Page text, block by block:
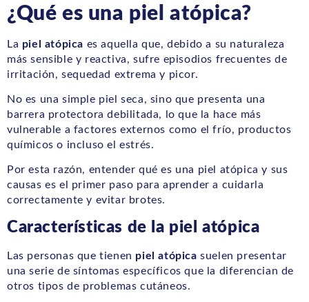
¿Qué es una piel atópica?
La piel atópica es aquella que, debido a su naturaleza
más sensible y reactiva, sufre episodios frecuentes de
irritación, sequedad extrema y picor.
No es una simple piel seca, sino que presenta una
barrera protectora debilitada, lo que la hace más
vulnerable a factores externos como el frío, productos
químicos o incluso el estrés.
Por esta razón, entender qué es una piel atópica y sus
causas es el primer paso para aprender a cuidarla
correctamente y evitar brotes.
Características de la piel atópica
Las personas que tienen piel atópica suelen presentar
una serie de síntomas específicos que la diferencian de
otros tipos de problemas cutáneos.